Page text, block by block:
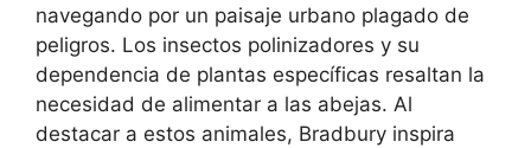
navegando por un paisaje urbano plagado de
peligros. Los insectos polinizadores y su
dependencia de plantas específicas resaltan la
necesidad de alimentar a las abejas. Al
destacar a estos animales, Bradbury inspira